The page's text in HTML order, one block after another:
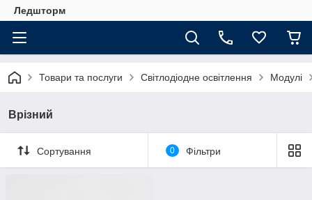
Ледшторм
Товари та послуги Світлодіодне освітлення Модулі
Врізний
Сортування 0 Фільтри